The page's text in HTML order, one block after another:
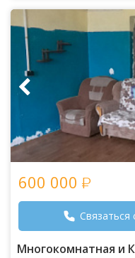
600 000
Связаться
Многокомнатная и